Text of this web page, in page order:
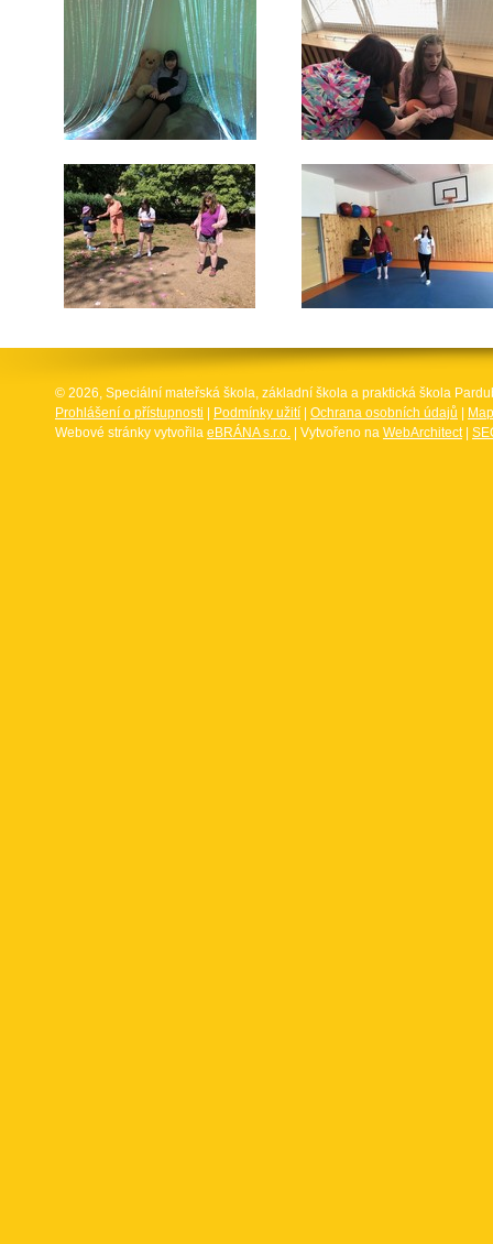
© 2026, Speciální mateřská škola, základní škola a praktická škola
Prohlášení o přístupnosti
Podmínky užití Ochrana osobních údajů
Webové stránky vytvořila eBRÁNA s.r.o. | Vytvořeno na WebArchitect|